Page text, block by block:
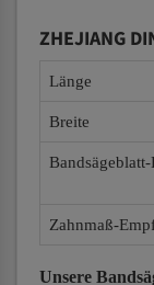
ZHEJIANG
Länge
Breite
Zahnmaß-
Unsere